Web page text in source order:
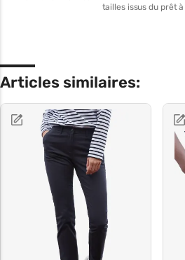
tailles issus du prêt
Articles similaires: